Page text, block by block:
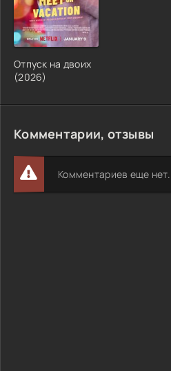
Отпуск на двоих
(2026)
Комментарии, отзывы
Комментариев еще